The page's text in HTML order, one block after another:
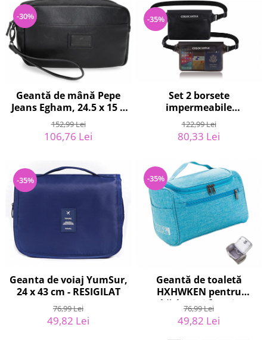
-30%
Geantă de mână Pepe
Jeans Egham, 24.5 x 15 x
6 cm, negru - RESIGILAT
152,99 Lei
106,76 Lei
-35%
Set 2 borsete
impermeabile
COLOCASTLE, curea
reglabila, 22 x 16 cm -
RESIGILAT
122,99 Lei
80,33 Lei
-35%
Geanta de voiaj YumSur,
24 x 43 cm - RESIGILAT
76,99 Lei
49,82 Lei
-35%
Geantă de toaletă
HXHWKEN pentru
bărbați și femei,
rezistent la apă, albastru
- RESIGILAT
76,99 Lei
49,82 Lei